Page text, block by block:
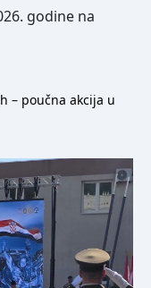
godine na
– poučna akcija u